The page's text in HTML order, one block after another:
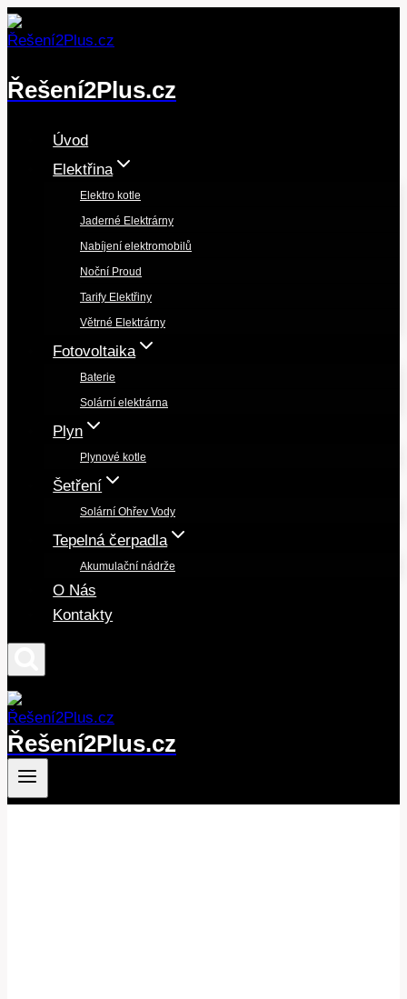
Přeskočit
na
Řešení2Plus.cz
Úvod
Elektřina
Elektro kotle
Jaderné Elektrárny
Nabíjení elektromobilů
Noční Proud
Tarify Elektřiny
Větrné Elektrárny
Fotovoltaika
Baterie
Solární elektrárna
Plyn
Plynové kotle
Šetření
Solární Ohřev Vody
Tepelná čerpadla
Akumulační nádrže
O Nás
Kontakty
Řešení2Plus.cz